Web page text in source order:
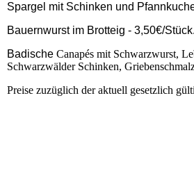
Spargel mit Schinken und
Bauernwurst im Brotteig - 3,50€/Stück.
Badische Canapés mit Schwarzwurst,
Schwarzwälder Schinken,
Preise zuzüglich der aktuell gesetzlich